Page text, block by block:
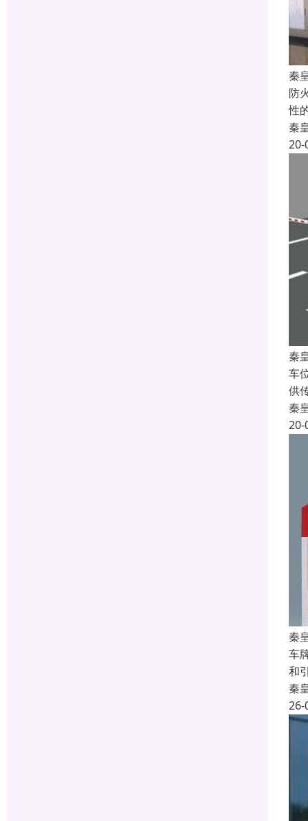
秦
防
性
秦
20-
秦
车
供
秦
20-
秦
车
和
秦
26-